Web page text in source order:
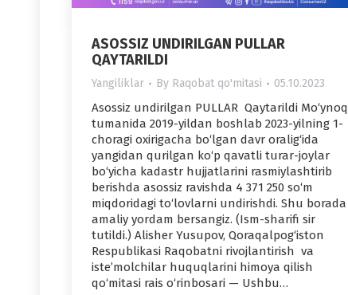
ASOSSIZ UNDIRILGAN PULLAR
QAYTARILDI
Yangiliklar By Raqobat qo'mitasi 05.10.2023
Asossiz undirilgan PULLAR Qaytarildi Mo‘ynoq
tumanida 2019-yildan boshlab 2023-yilning 1-
choragi oxirigacha bo‘lgan davr oralig‘ida
yangidan qurilgan ko‘p qavatli turar-joylar
bo‘yicha kadastr hujjatlarini rasmiylashtirib
berishda asossiz ravishda 4 371 250 so‘m
miqdoridagi to‘lovlarni undirishdi. Shu borada
amaliy yordam bersangiz. (Ism-sharifi sir
tutildi.) Alisher Yusupov, Qoraqalpog‘iston
Respublikasi Raqobatni rivojlantirish va
iste’molchilar huquqlarini himoya qilish
qo‘mitasi rais o‘rinbosari — Ushbu…